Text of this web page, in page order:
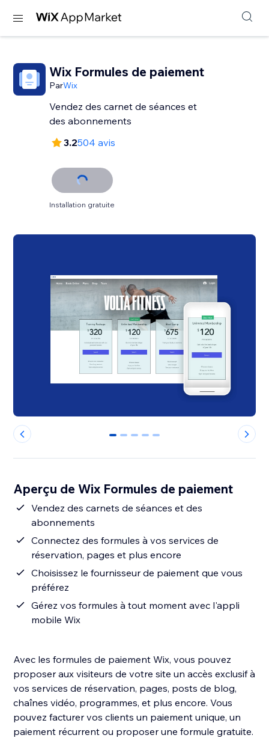
Wix Formules de paiement
ParWix
Vendez des carnet de séances et
des abonnements
3.2504 avis
Installation gratuite
0 1 2 3 4
Aperçu de Wix Formules de paiement
Vendez des carnets de séances et des
abonnements
Connectez des formules à vos services de
réservation, pages et plus encore
Choisissez le fournisseur de paiement que vous
préférez
Gérez vos formules à tout moment avec l'appli
mobile Wix
Avec les formules de paiement Wix, vous pouvez
proposer aux visiteurs de votre site un accès exclusif à
vos services de réservation, pages, posts de blog,
chaînes vidéo, programmes, et plus encore. Vous
pouvez facturer vos clients un paiement unique, un
paiement récurrent ou proposer une formule gratuite.